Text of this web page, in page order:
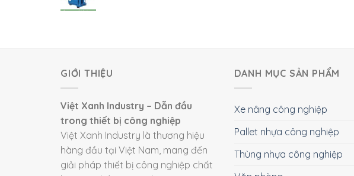
GIỚI THIỆU
Việt Xanh Industry – Dẫn đầu
trong thiết bị công nghiệp
Việt Xanh Industry là thương hiệu
hàng đầu tại Việt Nam, mang đến
giải pháp thiết bị công nghiệp chất
DANH MỤC SẢN PHẨM
Xe nâng công nghiệp
Pallet nhựa công nghiệp
Thùng nhựa công nghiệp